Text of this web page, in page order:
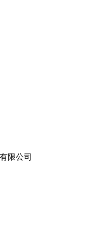
限公司